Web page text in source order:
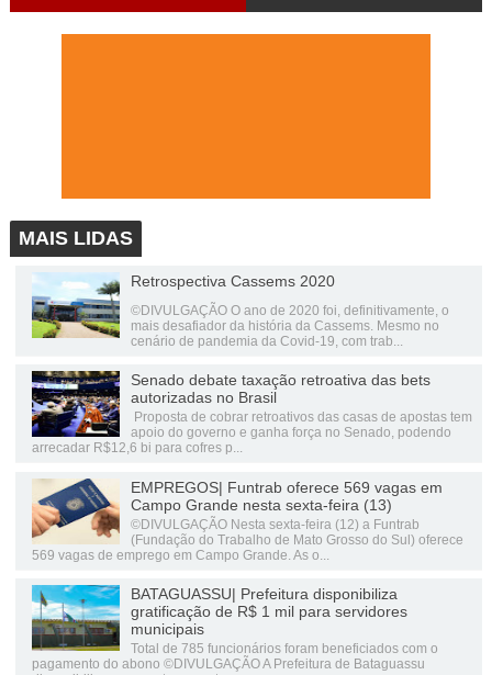
MAIS LIDAS
Retrospectiva Cassems 2020
©DIVULGAÇÃO O ano de 2020 foi, definitivamente, o
mais desafiador da história da Cassems. Mesmo no
cenário de pandemia da Covid-19, com trab...
Senado debate taxação retroativa das bets
autorizadas no Brasil
Proposta de cobrar retroativos das casas de apostas tem
apoio do governo e ganha força no Senado, podendo
arrecadar R$12,6 bi para cofres p...
EMPREGOS| Funtrab oferece 569 vagas em
Campo Grande nesta sexta-feira (13)
©DIVULGAÇÃO Nesta sexta-feira (12) a Funtrab
(Fundação do Trabalho de Mato Grosso do Sul) oferece
569 vagas de emprego em Campo Grande. As o...
BATAGUASSU| Prefeitura disponibiliza
gratificação de R$ 1 mil para servidores
municipais
Total de 785 funcionários foram beneficiados com o
pagamento do abono ©DIVULGAÇÃO A Prefeitura de Bataguassu